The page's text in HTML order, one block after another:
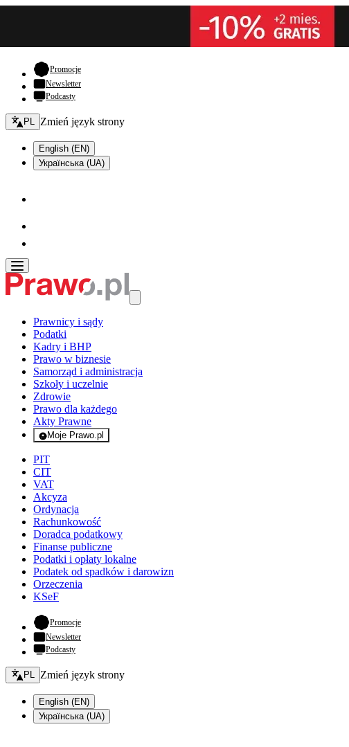
Promocje- otwiera się w nowej karcie
Newsletter
Podcasty
Zmień język - bieżący:
PL Zmień język strony
English (EN)
Українська (UA)
Prawnicy i sądy
Podatki
Kadry i BHP
Prawo w biznesie
Samorząd i administracja
Szkoły i uczelnie
Zdrowie
Prawo dla każdego
Akty Prawne
Moje Prawo.pl
- rejestracja i logowanie do serwisu
PIT
CIT
VAT
Akcyza
Ordynacja
Rachunkowość
Doradca podatkowy
Finanse publiczne
Podatki i opłaty lokalne
Podatek od spadków i darowizn
Orzeczenia
KSeF
Promocje- otwiera się w nowej karcie
Newsletter
Podcasty
Zmień język - bieżący:
PL Zmień język strony
English (EN)
Українська (UA)